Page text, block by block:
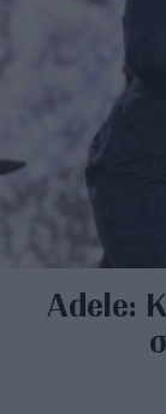
Adele: